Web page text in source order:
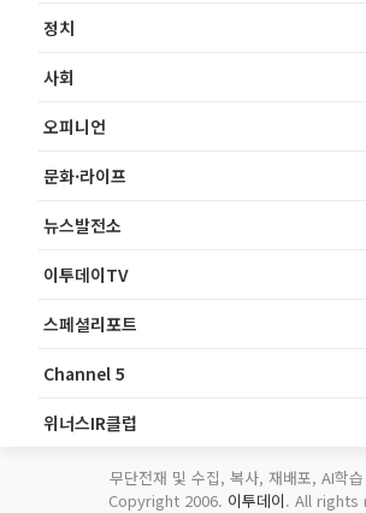
정치
사회
오피니언
문화·라이프
뉴스발전소
이투데이TV
스페셜리포트
Channel 5
위너스IR클럽
무단전재 및 수집, 복사, 재배포, AI학
Copyright 2006. 이투데이. All rights